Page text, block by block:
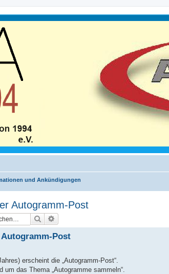
und Ankündigungen
Autogramm-Post
Suche
Post
erscheint die „Autogramm-Post“.
das Thema „Autogramme sammeln“.